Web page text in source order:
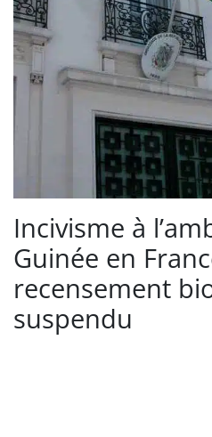
Incivisme à
Guinée en
recensement
suspendu